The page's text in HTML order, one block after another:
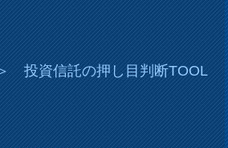
投資信託の押し目判断TOOL